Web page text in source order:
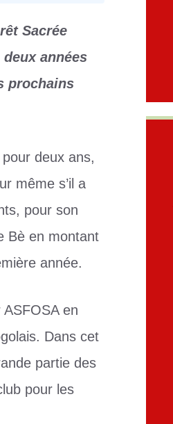
Sacrée
années
prochains
deux ans,
même s’il a
pour son
Bè en montant
année.
en
Dans cet
partie des
pour les